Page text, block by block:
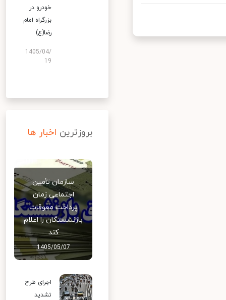
خودرو در
بزرگراه امام
رضا(ع)
1405/04/
19
بروزترین اخبار ها
سازمان تأمین
اجتماعی زمان
پرداخت معوقات
بازنشستگان را اعلام
کند
1405/05/07
اجرای طرح
تشدید